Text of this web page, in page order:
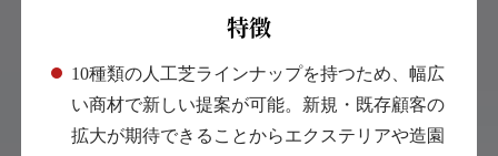
特徴
10種類の人工芝ラインナップを持つため、幅広
い商材で新しい提案が可能。新規・既存顧客の
拡大が期待できることからエクステリアや造園